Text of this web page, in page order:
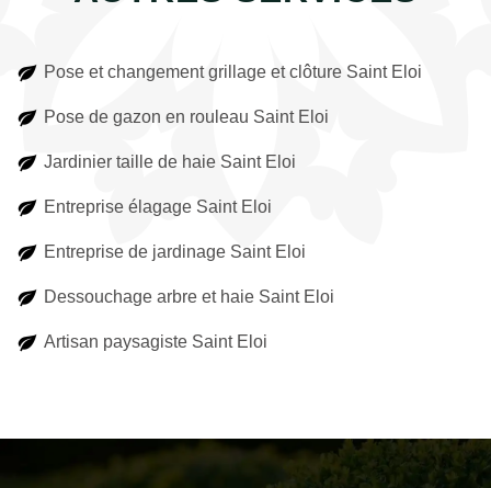
Pose et changement grillage et clôture Saint Eloi
Pose de gazon en rouleau Saint Eloi
Jardinier taille de haie Saint Eloi
Entreprise élagage Saint Eloi
Entreprise de jardinage Saint Eloi
Dessouchage arbre et haie Saint Eloi
Artisan paysagiste Saint Eloi